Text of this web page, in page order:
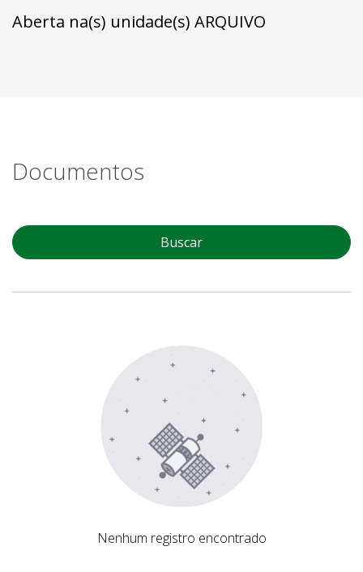
Aberta na(s) unidade(s) ARQUIVO
Documentos
Buscar
Nenhum registro encontrado
Nenhum registro encontrado